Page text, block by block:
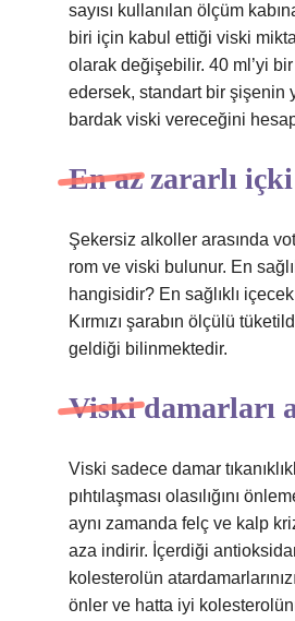
sayısı kullanılan ölçüm
biri için kabul ettiği viski
olarak değişebilir. 40 ml’yi
edersek, standart bir şişenin
bardak viski vereceğini
En az zararlı
Şekersiz alkoller arasında
rom ve viski bulunur. En
hangisidir? En sağlıklı içecek
Kırmızı şarabın ölçülü
geldiği bilinmektedir.
Viski damarları
Viski sadece damar
pıhtılaşması olasılığını
aynı zamanda felç ve kalp
aza indirir. İçerdiği
kolesterolün atardamarlarınızı
önler ve hatta iyi